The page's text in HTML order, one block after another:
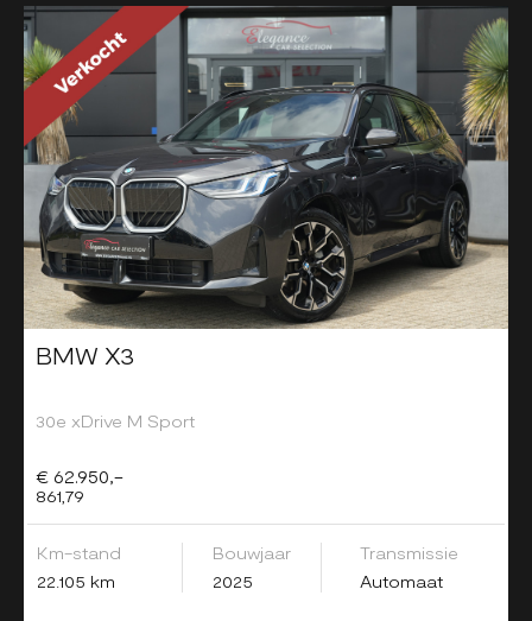
BMW X3
30e xDrive M Sport
€ 62.950,-
861,79
Km-stand
22.105 km
Bouwjaar
2025
Transmissie
Automaat